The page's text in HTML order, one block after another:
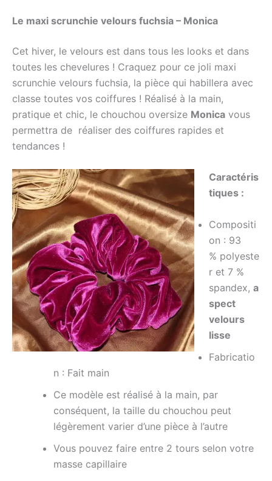
Le maxi scrunchie velours fuchsia – Monica
Cet hiver, le velours est dans tous les looks et dans
toutes les chevelures ! Craquez pour ce joli maxi
scrunchie velours fuchsia, la pièce qui habillera avec
classe toutes vos coiffures ! Réalisé à la main,
pratique et chic, le chouchou oversize Monica vous
permettra de réaliser des coiffures rapides et
tendances !
Caractéris
tiques :
Compositi
on : 93
% polyeste
r et 7 %
spandex, a
spect
velours
lisse
Fabricatio
n : Fait main
Ce modèle est réalisé à la main, par
conséquent, la taille du chouchou peut
légèrement varier d’une pièce à l’autre
Vous pouvez faire entre 2 tours selon votre
masse capillaire